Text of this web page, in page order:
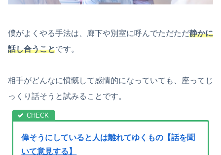
僕がよくやる手法は、廊下や別室に呼んでただただ静かに
話し合うことです。
相手がどんなに憤慨して感情的になっていても、座ってじ
っくり話そうと試みることです。
偉そうにしていると人は離れてゆくもの【話を聞
いて意見する】